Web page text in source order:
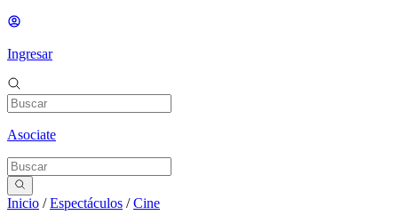
Ingresar
Asociate
Inicio /Espectáculos /Cine